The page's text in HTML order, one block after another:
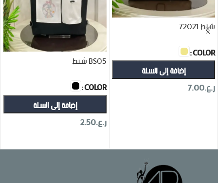
شنط 72021
COLOR
إضافة إلى السلة
ر.ع.7.00
BS05 شنط
COLOR
إضافة إلى السلة
ر.ع.2.50